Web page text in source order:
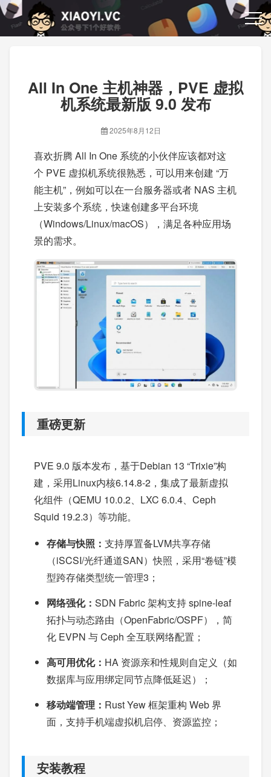
All In One 主机神器，PVE 虚拟
机系统最新版 9.0 发布
2025年8月12日
喜欢折腾 All In One 系统的小伙伴应该都对这
个 PVE 虚拟机系统很熟悉，可以用来创建 “万
能主机”，例如可以在一台服务器或者 NAS 主机
上安装多个系统，快速创建多平台环境
（Windows/Linux/macOS），满足各种应用场
景的需求。
重磅更新
PVE 9.0 版本发布，基于Debian 13 “Trixie”构
建，采用Linux内核6.14.8-2，集成了最新虚拟
化组件（QEMU 10.0.2、LXC 6.0.4、Ceph
Squid 19.2.3）等功能。
存储与快照： 支持厚置备LVM共享存储
（iSCSI/光纤通道SAN）快照，采用“卷链”模
型跨存储类型统一管理3；
网络强化： SDN Fabric 架构支持 spine-leaf
拓扑与动态路由（OpenFabric/OSPF），简
化 EVPN 与 Ceph 全互联网络配置；
高可用优化： HA 资源亲和性规则自定义（如
数据库与应用绑定同节点降低延迟）；
移动端管理： Rust Yew 框架重构 Web 界
面，支持手机端虚拟机启停、资源监控；
安装教程